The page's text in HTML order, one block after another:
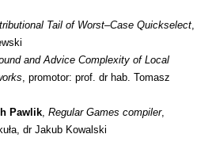
Tail of Worst–Case Quickselect
and Advice Complexity of Local
, promotor: prof. dr hab. Tomasz
Pawlik Regular Games compiler,
dr Jakub Kowalski